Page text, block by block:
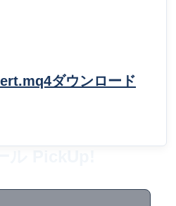
ダウンロード